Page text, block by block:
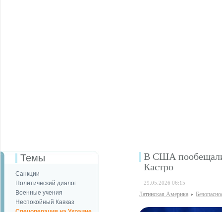
Темы
Санкции
Политический диалог
Военные учения
Неспокойный Кавказ
В США пообещали
Кастро
29.05.2026 06:15
Латинская Америка